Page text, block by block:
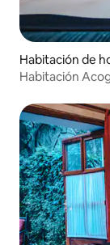
Habitación de
Habitación